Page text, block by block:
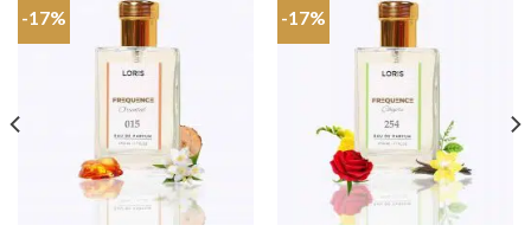
-17% -17%
Dodaj do